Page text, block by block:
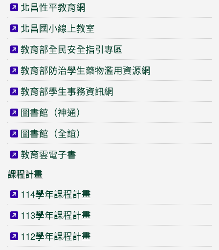
北昌性平教育網
北昌國小線上教室
教育部全民安全指引專區
教育部防治學生藥物濫用資源網
教育部學生事務資訊網
圖書館（神通）
圖書館（全誼）
教育雲電子書
課程計畫
114學年課程計畫
113學年課程計畫
112學年課程計畫